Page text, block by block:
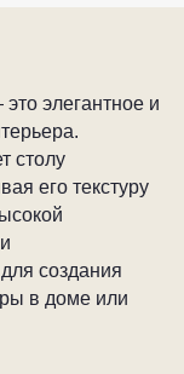
элегантное и
столу
его текстуру
создания
в доме или